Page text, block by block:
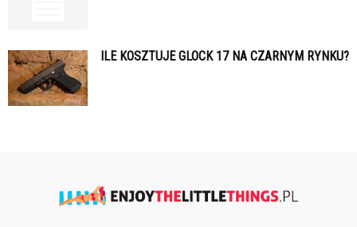
ILE KOSZTUJE GLOCK 17 NA CZARNYM RYNKU?